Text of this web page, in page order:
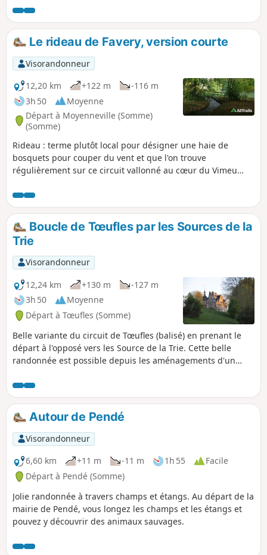
Le rideau de Favery, version courte
Visorandonneur
12,20 km
+122 m
-116 m
3h 50
Moyenne
Départ à Moyenneville (Somme)
(Somme)
Rideau : terme plutôt local pour désigner une haie de
bosquets pour couper du vent et que l'on trouve
régulièrement sur ce circuit vallonné au cœur du Vimeu
près du manoir de Chaussoy qu'il ne faut pas manquer
d'admirer, avant d'entreprendre une belle grimpette en
sous-bois. Ce circuit est balisé par le département, cette
version est raccourcie.
Boucle de Tœufles par les Sources de la
Trie
Visorandonneur
12,24 km
+130 m
-127 m
3h 50
Moyenne
Départ à Tœufles (Somme)
Belle variante du circuit de Tœufles (balisé) en prenant le
départ à l'opposé vers les Source de la Trie. Cette belle
randonnée est possible depuis les aménagements d'un
Communauté de Communes du Vimeu.
Autour de Pendé
Visorandonneur
6,60 km
+11 m -11 m 1h 55
Facile
Départ à Pendé (Somme)
Jolie randonnée à travers champs et étangs. Au départ de la
mairie de Pendé, vous longez les champs et les étangs et
pouvez y découvrir des animaux sauvages.